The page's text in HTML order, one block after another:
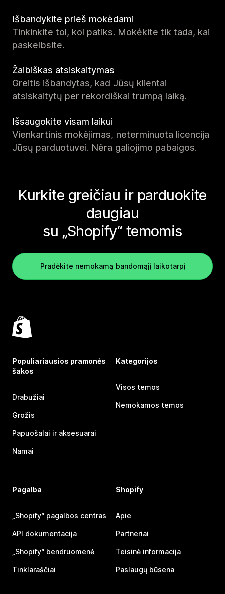
Išbandykite prieš mokėdami
Tinkinkite tol, kol patiks. Mokėkite tik tada, kai
paskelbsite.
Žaibiškas atsiskaitymas
Greitis išbandytas, kad Jūsų klientai
atsiskaitytų per rekordiškai trumpą laiką.
Išsaugokite visam laikui
Vienkartinis mokėjimas, neterminuota licencija
Jūsų parduotuvei. Nėra galiojimo pabaigos.
Kurkite greičiau ir parduokite
daugiau
su „Shopify“ temomis
Pradėkite nemokamą bandomąjį laikotarpį
Populiariausios pramonės
šakos
Drabužiai
Grožis
Papuošalai ir aksesuarai
Namai
Kategorijos
Visos temos
Nemokamos temos
Pagalba
„Shopify“ pagalbos centras
API dokumentacija
„Shopify“ bendruomenė
Tinklaraščiai
Shopify
Apie
Partneriai
Teisinė informacija
Paslaugų būsena